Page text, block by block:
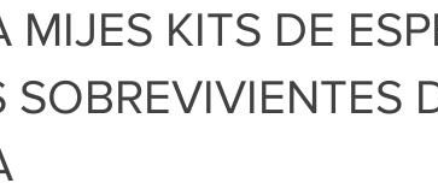
MIJES KITS DE
SOBREVIVIENTES